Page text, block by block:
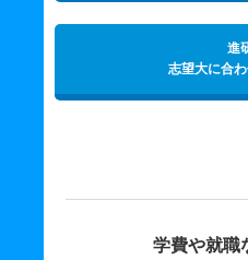
進
志望大に合
学費や就職